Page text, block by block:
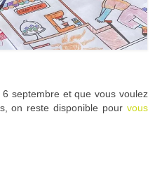
septembre et que vous voulez
on reste disponible pour vous